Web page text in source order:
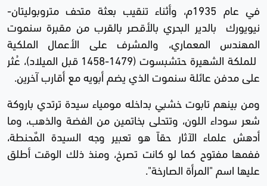
في عام 1935م، وأثناء تنقيب بعثة متحف متروبوليتان-
نيويورك بالدير البحري بالأقصر بالقرب من مقبرة سنموت
المهندس المعماري، والمشرف على الأعمال الملكية
للملكة الشهيرة حتشبسوت (1479-1458 قبل الميلاد)، عُثر
على مدفن عائلة سنموت الذي يضم أبويه مع أقارب آخرين.
ومن بينهم تابوت خشبي بداخله مومياء سيدة ترتدي باروكة
شعر سوداء اللون، وتتحلى بخاتمين من الفضة والذهب، وما
أدهش علماء الآثار حقاً هو تعبير وجه السيدة المٌحنطة،
ففمها مفتوح كما لو كانت تصرخ، ومنذ ذلك الوقت أطلق
عليها اسم "المرأة الصارخة".